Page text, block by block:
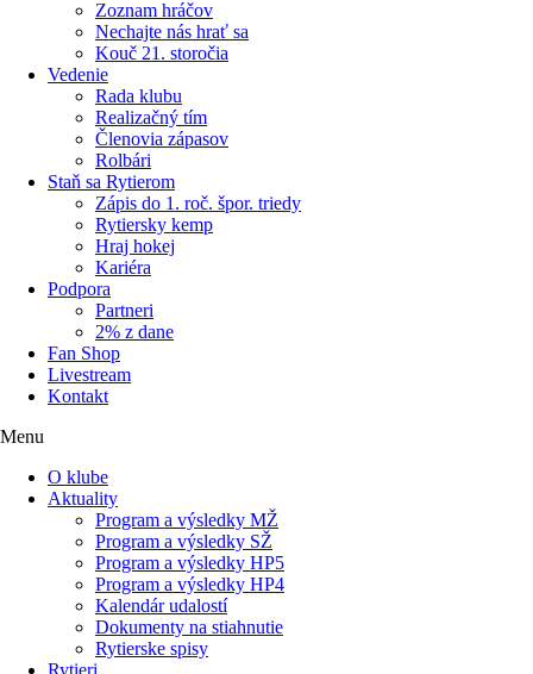
Zoznam hráčov
Nechajte nás hrať sa
Kouč 21. storočia
Vedenie
Rada klubu
Realizačný tím
Členovia zápasov
Rolbári
Staň sa Rytierom
Zápis do 1. roč. špor. triedy
Rytiersky kemp
Hraj hokej
Kariéra
Podpora
Partneri
2% z dane
Fan Shop
Livestream
Kontakt
Menu
O klube
Aktuality
Program a výsledky MŽ
Program a výsledky SŽ
Program a výsledky HP5
Program a výsledky HP4
Kalendár udalostí
Dokumenty na stiahnutie
Rytierske spisy
Rytieri